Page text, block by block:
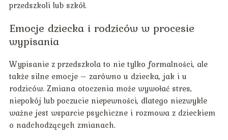
przedszkoli lub szkół.
Emocje dziecka i rodziców w procesie
wypisania
Wypisanie z przedszkola to nie tylko formalności, ale
także silne emocje – zarówno u dziecka, jak i u
rodziców. Zmiana otoczenia może wywołać stres,
niepokój lub poczucie niepewności, dlatego niezwykle
ważne jest wsparcie psychiczne i rozmowa z dzieckiem
o nadchodzących zmianach.